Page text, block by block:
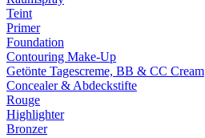
Teint
Primer
Foundation
Contouring Make-Up
Getönte Tagescreme, BB & CC Cream
Concealer & Abdeckstifte
Rouge
Highlighter
Bronzer